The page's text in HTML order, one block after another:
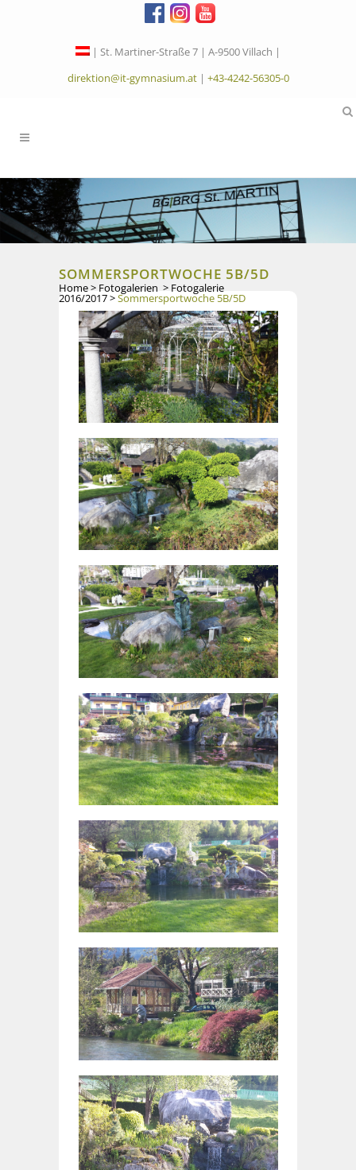
| St. Martiner-Straße 7 | A-9500 Villach |
direktion@it-gymnasium.at| +43-4242-56305-0
SOMMERSPORTWOCHE 5B/5D
Home> Fotogalerien > Fotogalerie
2016/2017>Sommersportwoche 5B/5D